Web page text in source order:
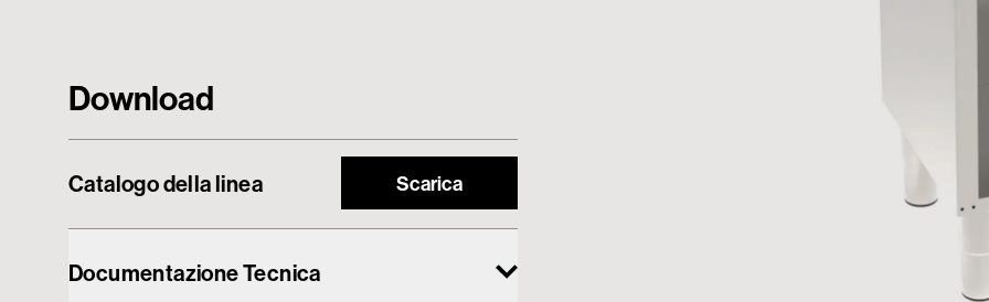
Download
Catalogo della linea Scarica
Documentazione Tecnica